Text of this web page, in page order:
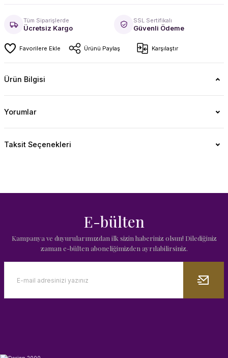
Tüm Siparişlerde
Ücretsiz Kargo
SSL Sertifikalı
Güvenli Ödeme
Ürünü Paylaş Karşılaştır
Ürün Bilgisi
Yorumlar
Taksit Seçenekleri
E-bülten
Kampanya ve duyurularımızdan ilk sizin haberiniz olsun! Dilediğiniz
zaman e-bülten aboneliğimizden ayrılabilirsiniz.